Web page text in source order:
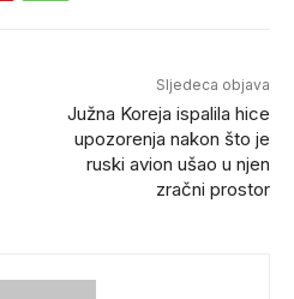
Sljedeca objava
Južna Koreja ispalila hice
upozorenja nakon što je
ruski avion ušao u njen
zračni prostor